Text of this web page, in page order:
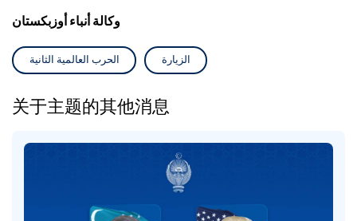
وكالة أنباء أوزبكستان
الحرب العالمية الثانية الزيارة
关于主题的其他消息